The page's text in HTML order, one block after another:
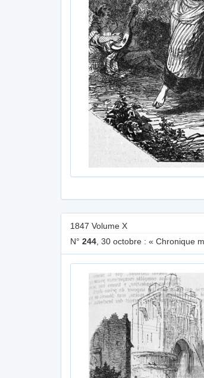
1847 Volume X
N° 244 , 30 octobre : « Chronique